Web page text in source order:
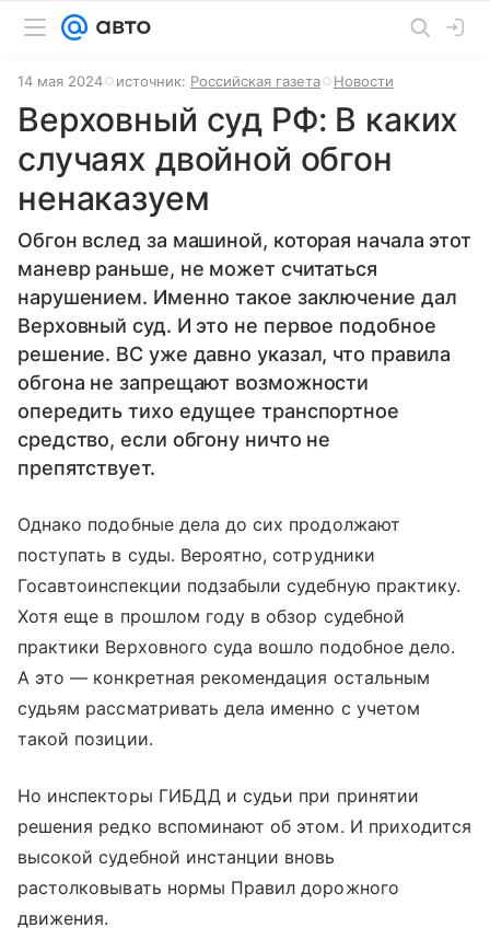
14 мая 2024 источник: Российская газета Новости
Верховный суд РФ: В каких
случаях двойной обгон
ненаказуем
Обгон вслед за машиной, которая начала этот
маневр раньше, не может считаться
нарушением. Именно такое заключение дал
Верховный суд. И это не первое подобное
решение. ВС уже давно указал, что правила
обгона не запрещают возможности
опередить тихо едущее транспортное
средство, если обгону ничто не
препятствует.
Однако подобные дела до сих продолжают
поступать в суды. Вероятно, сотрудники
Госавтоинспекции подзабыли судебную практику.
Хотя еще в прошлом году в обзор судебной
практики Верховного суда вошло подобное дело.
А это — конкретная рекомендация остальным
судьям рассматривать дела именно с учетом
такой позиции.
Но инспекторы ГИБДД и судьи при принятии
решения редко вспоминают об этом. И приходится
высокой судебной инстанции вновь
растолковывать нормы Правил дорожного
движения.